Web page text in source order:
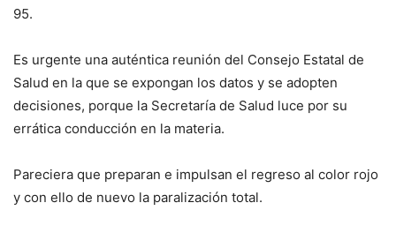
95.
Es urgente una auténtica reunión del Consejo Estatal de
Salud en la que se expongan los datos y se adopten
decisiones, porque la Secretaría de Salud luce por su
errática conducción en la materia.
Pareciera que preparan e impulsan el regreso al color rojo
y con ello de nuevo la paralización total.